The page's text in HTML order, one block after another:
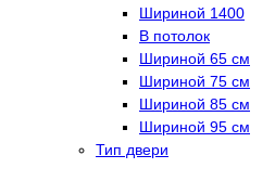
Шириной 1400
В потолок
Шириной 65 см
Шириной 75 см
Шириной 85 см
Шириной 95 см
Тип двери